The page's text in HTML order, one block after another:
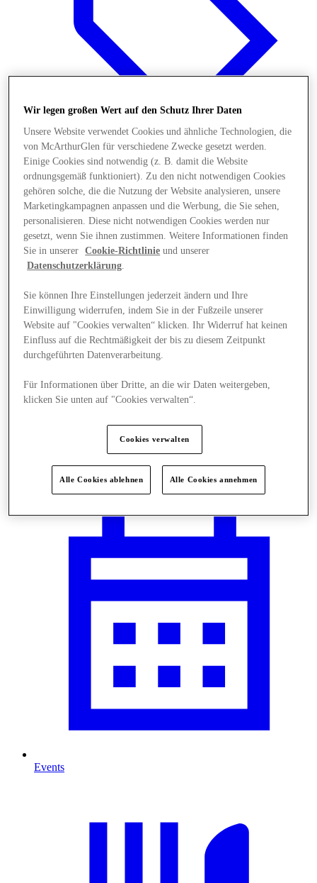
Angebote
Events
Wir legen großen Wert auf den Schutz Ihrer Daten
Unsere Website verwendet Cookies und ähnliche Technologien, die
von McArthurGlen für verschiedene Zwecke gesetzt werden.
Einige Cookies sind notwendig (z. B. damit die Website
ordnungsgemäß funktioniert). Zu den nicht notwendigen Cookies
gehören solche, die die Nutzung der Website analysieren, unsere
Marketingkampagnen anpassen und die Werbung, die Sie sehen,
personalisieren. Diese nicht notwendigen Cookies werden nur
gesetzt, wenn Sie ihnen zustimmen. Weitere Informationen finden
Sie in unserer
Cookie-Richtlinie und unserer
Datenschutzerklärung.
Sie können Ihre Einstellungen jederzeit ändern und Ihre
Einwilligung widerrufen, indem Sie in der Fußzeile unserer
Website auf "Cookies verwalten“ klicken. Ihr Widerruf hat keinen
Einfluss auf die Rechtmäßigkeit der bis zu diesem Zeitpunkt
durchgeführten Datenverarbeitung.
Für Informationen über Dritte, an die wir Daten weitergeben,
klicken Sie unten auf "Cookies verwalten“.
Cookies verwalten
Alle Cookies ablehnen Alle Cookies annehmen